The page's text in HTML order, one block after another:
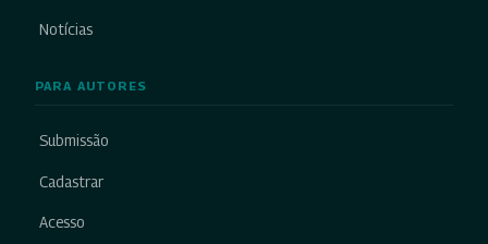
Notícias
PARA AUTORES
Submissão
Cadastrar
Acesso